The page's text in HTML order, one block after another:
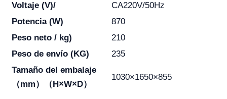
Voltaje (V)/
CA220V/50Hz
Potencia (W)
870
Peso neto / kg)
210
Peso de envío (KG)
235
Tamaño del embalaje
（mm）（H×W×D）
1030×1650×855